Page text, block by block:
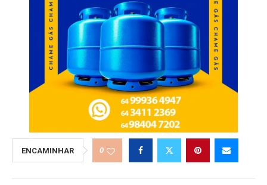
ENCAMINHAR 0